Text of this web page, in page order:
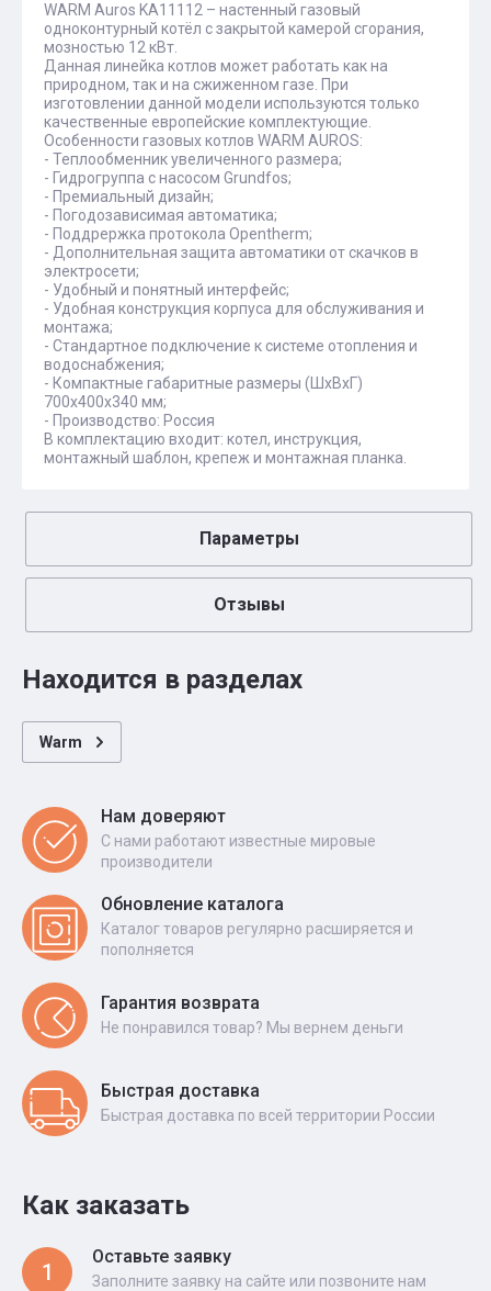
WARM Auros KA11112 – настенный газовый
одноконтурный котёл с закрытой камерой сгорания,
мозностью 12 кВт.
Данная линейка котлов может работать как на
природном, так и на сжиженном газе. При
изготовлении данной модели используются только
качественные европейские комплектующие.
Особенности газовых котлов WARM AUROS:
- Теплообменник увеличенного размера;
- Гидрогруппа с насосом Grundfos;
- Премиальный дизайн;
- Погодозависимая автоматика;
- Поддрержка протокола Opentherm;
- Дополнительная защита автоматики от скачков в
электросети;
- Удобный и понятный интерфейс;
- Удобная конструкция корпуса для обслуживания и
монтажа;
- Стандартное подключение к системе отопления и
водоснабжения;
- Компактные габаритные размеры (ШхВхГ)
700х400х340 мм;
- Производство: Россия
В комплектацию входит: котел, инструкция,
монтажный шаблон, крепеж и монтажная планка.
Параметры
Отзывы
Находится в разделах
Warm
Нам доверяют
С нами работают известные мировые
производители
Обновление каталога
Каталог товаров регулярно расширяется и
пополняется
Гарантия возврата
Не понравился товар? Мы вернем деньги
Быстрая доставка
Быстрая доставка по всей территории России
Как заказать
1
Оставьте заявку
Заполните заявку на сайте или позвоните нам